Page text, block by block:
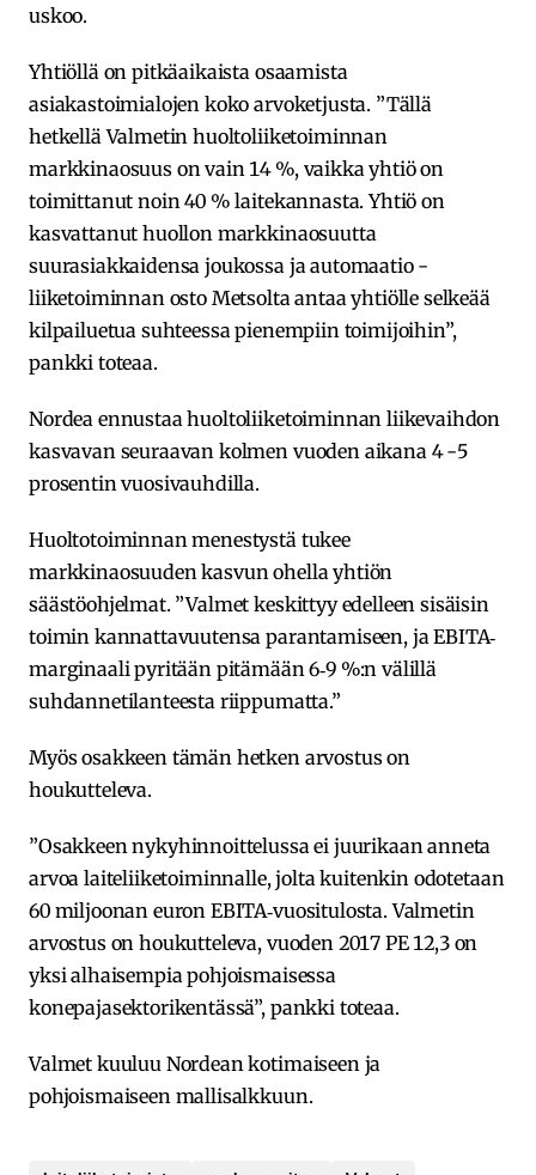
uskoo.
Yhtiöllä on pitkäaikaista osaamista
asiakastoimialojen koko arvoketjusta. ”Tällä
hetkellä Valmetin huoltoliiketoiminnan
markkinaosuus on vain 14 %, vaikka yhtiö on
toimittanut noin 40 % laitekannasta. Yhtiö on
kasvattanut huollon markkinaosuutta
suurasiakkaidensa joukossa ja automaatio -
liiketoiminnan osto Metsolta antaa yhtiölle selkeää
kilpailuetua suhteessa pienempiin toimijoihin”,
pankki toteaa.
Nordea ennustaa huoltoliiketoiminnan liikevaihdon
kasvavan seuraavan kolmen vuoden aikana 4 -5
prosentin vuosivauhdilla.
Huoltotoiminnan menestystä tukee
markkinaosuuden kasvun ohella yhtiön
säästöohjelmat. ”Valmet keskittyy edelleen sisäisin
toimin kannattavuutensa parantamiseen, ja EBITA‐
marginaali pyritään pitämään 6‐9 %:n välillä
suhdannetilanteesta riippumatta.”
Myös osakkeen tämän hetken arvostus on
houkutteleva.
”Osakkeen nykyhinnoittelussa ei juurikaan anneta
arvoa laiteliiketoiminnalle, jolta kuitenkin odotetaan
60 miljoonan euron EBITA‐vuositulosta. Valmetin
arvostus on houkutteleva, vuoden 2017 PE 12,3 on
yksi alhaisempia pohjoismaisessa
konepajasektorikentässä”, pankki toteaa.
Valmet kuuluu Nordean kotimaiseen ja
pohjoismaiseen mallisalkkuun.